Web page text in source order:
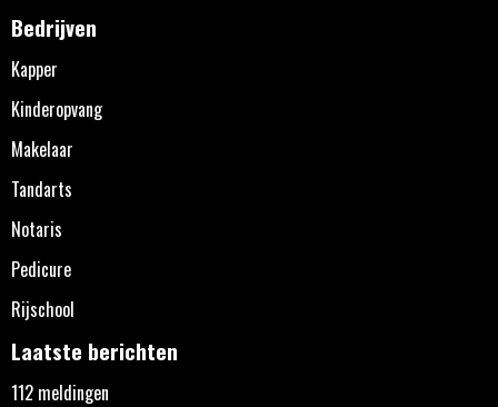
Bedrijven
Kapper
Kinderopvang
Makelaar
Tandarts
Notaris
Pedicure
Rijschool
Laatste berichten
112 meldingen